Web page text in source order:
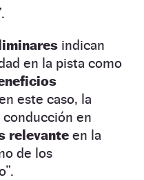
indican
en la pista como
este caso, la
en
relevante en la
de los